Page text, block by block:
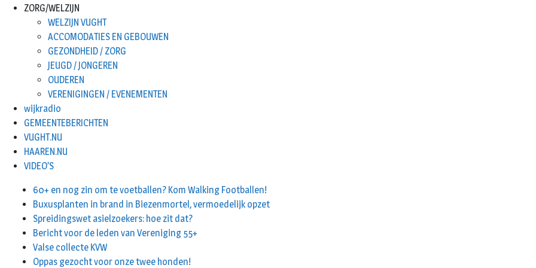
ZORG/WELZIJN
WELZIJN VUGHT
ACCOMODATIES EN GEBOUWEN
GEZONDHEID / ZORG
JEUGD / JONGEREN
OUDEREN
VERENIGINGEN / EVENEMENTEN
wijkradio
GEMEENTEBERICHTEN
VUGHT.NU
HAAREN.NU
VIDEO’S
60+ en nog zin om te voetballen? Kom Walking Footballen!
Buxusplanten in brand in Biezenmortel, vermoedelijk opzet
Spreidingswet asielzoekers: hoe zit dat?
Bericht voor de leden van Vereniging 55+
Valse collecte KVW
Oppas gezocht voor onze twee honden!